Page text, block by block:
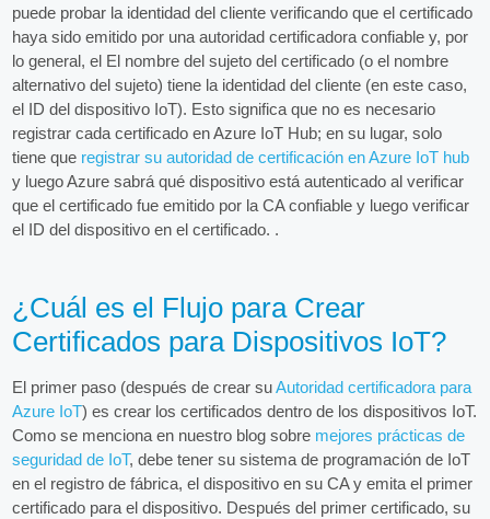
puede probar la identidad del cliente verificando que el certificado
haya sido emitido por una autoridad certificadora confiable y, por
lo general, el El nombre del sujeto del certificado (o el nombre
alternativo del sujeto) tiene la identidad del cliente (en este caso,
el ID del dispositivo IoT). Esto significa que no es necesario
registrar cada certificado en Azure IoT Hub; en su lugar, solo
tiene que registrar su autoridad de certificación en Azure IoT hub
y luego Azure sabrá qué dispositivo está autenticado al verificar
que el certificado fue emitido por la CA confiable y luego verificar
el ID del dispositivo en el certificado. .
¿Cuál es el Flujo para Crear
Certificados para Dispositivos IoT?
El primer paso (después de crear suAutoridad certificadora para
Azure IoT) es crear los certificados dentro de los dispositivos IoT.
Como se menciona en nuestro blog sobre mejores prácticas de
seguridad de IoT, debe tener su sistema de programación de IoT
en el registro de fábrica, el dispositivo en su CA y emita el primer
certificado para el dispositivo. Después del primer certificado, su